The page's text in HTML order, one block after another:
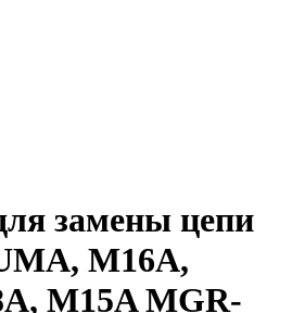
замены цепи
M16A,
M15A MGR-